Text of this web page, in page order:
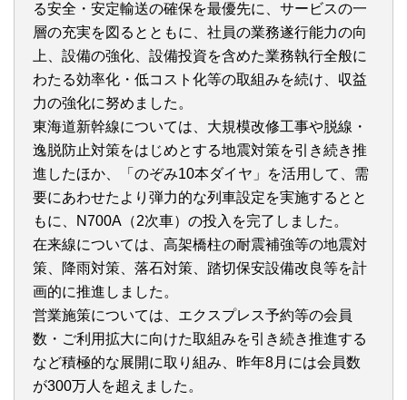
る安全・安定輸送の確保を最優先に、サービスの一
層の充実を図るとともに、社員の業務遂行能力の向
上、設備の強化、設備投資を含めた業務執行全般に
わたる効率化・低コスト化等の取組みを続け、収益
力の強化に努めました。
東海道新幹線については、大規模改修工事や脱線・
逸脱防止対策をはじめとする地震対策を引き続き推
進したほか、「のぞみ10本ダイヤ」を活用して、需
要にあわせたより弾力的な列車設定を実施するとと
もに、N700A（2次車）の投入を完了しました。
在来線については、高架橋柱の耐震補強等の地震対
策、降雨対策、落石対策、踏切保安設備改良等を計
画的に推進しました。
営業施策については、エクスプレス予約等の会員
数・ご利用拡大に向けた取組みを引き続き推進する
など積極的な展開に取り組み、昨年8月には会員数
が300万人を超えました。